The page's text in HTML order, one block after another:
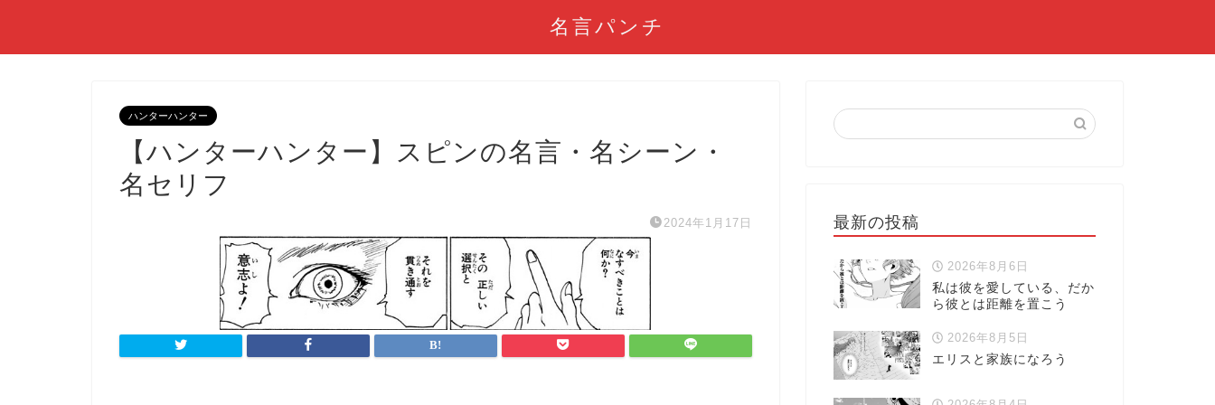
名言パンチ
ハンターハンター
【ハンターハンター】スピンの名言・名シーン・
名セリフ
2024年1月17日 最新の投稿
2026年8月6日
私は彼を愛している、だか
ら彼とは距離を置こう
2026年8月5日
エリスと家族になろう